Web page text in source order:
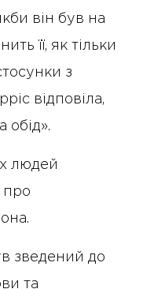
він був на
її, як тільки
з
відповіла,
обід».
людей
про
зведений до
та